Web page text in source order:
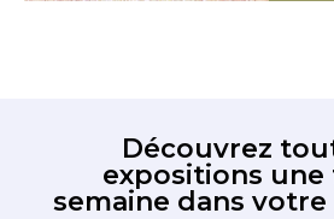
Découvrez
expositions une
semaine dans